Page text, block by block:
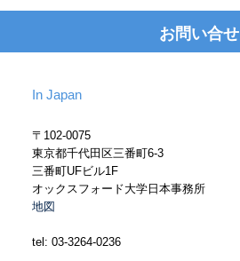
お問い合せ
In Japan
〒102-0075
東京都千代田区三番町6-3
三番町UFビル1F
オックスフォード大学日本事務所
地図
tel: 03-3264-0236